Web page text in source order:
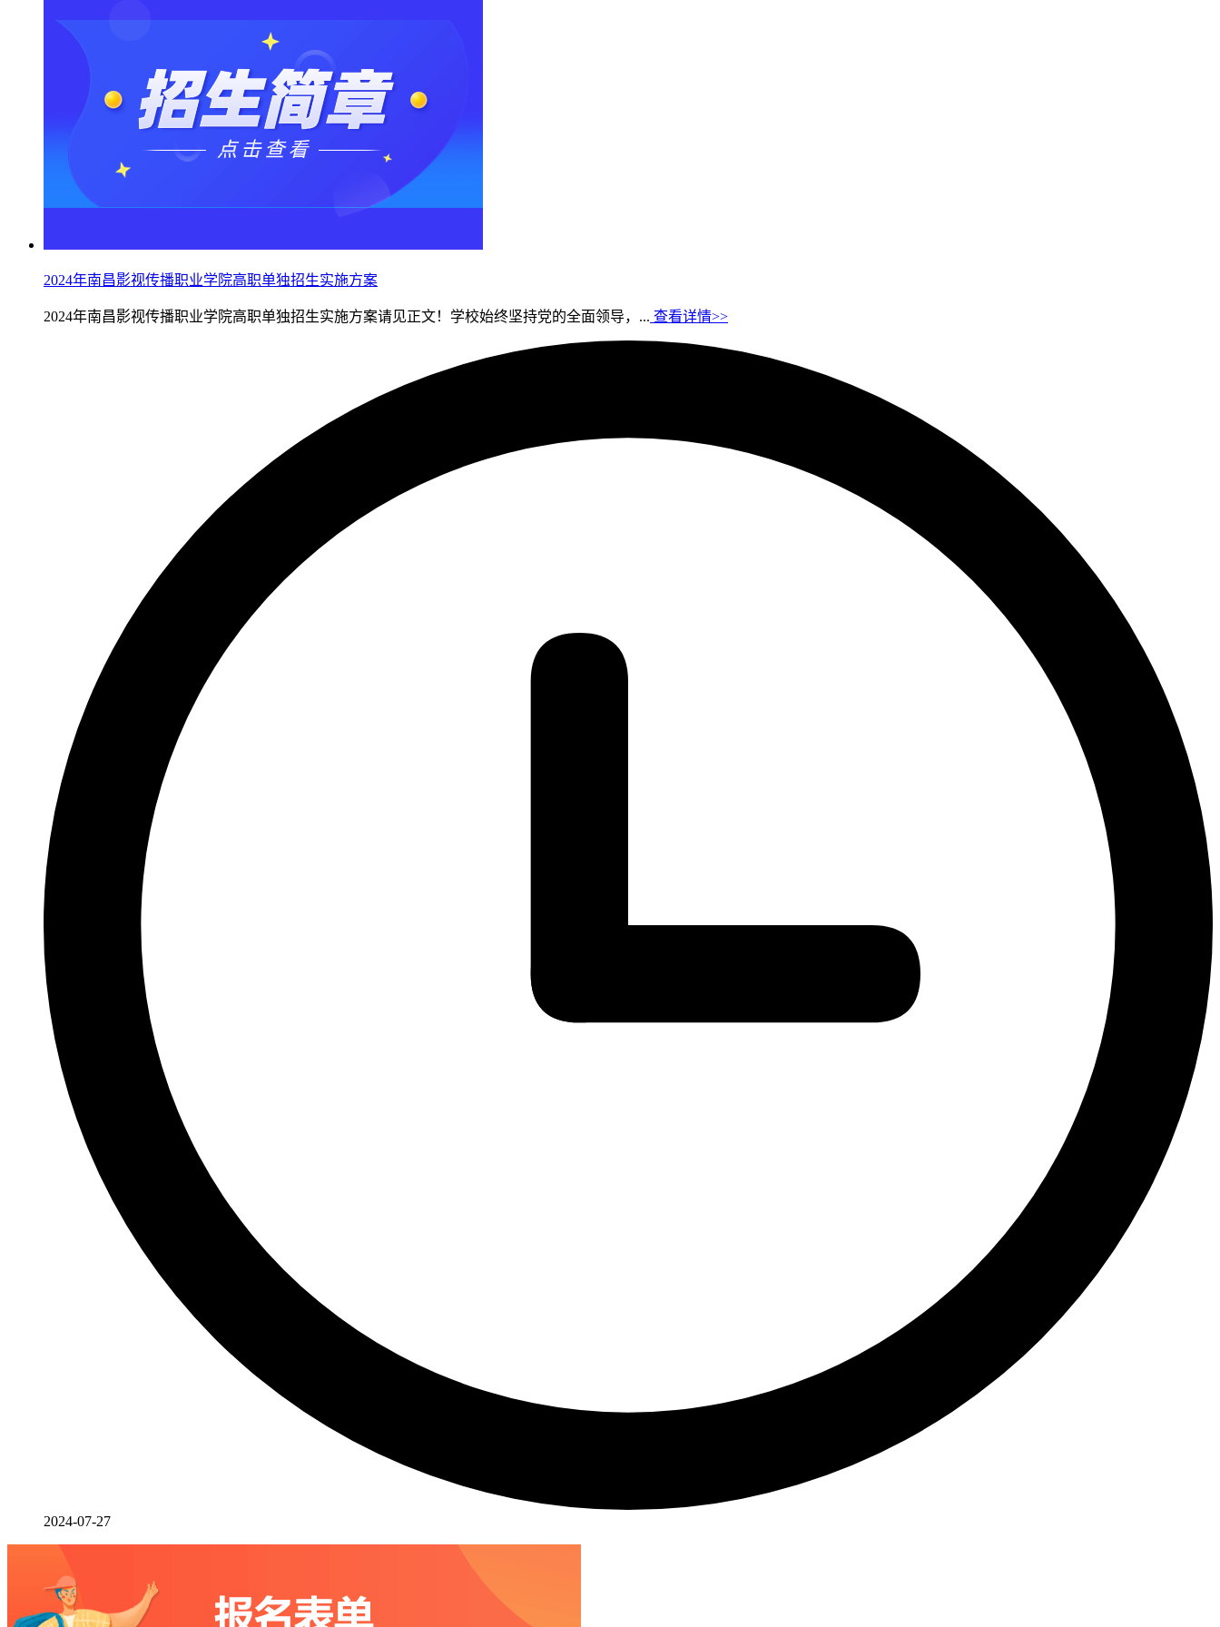
2024年南昌影视传播职业学院高职单独招生实施方案
2024年南昌影视传播职业学院高职单独招生实施方案请见正文！学校始终坚持党的全面领导，... 查看详情>>
2024-07-27